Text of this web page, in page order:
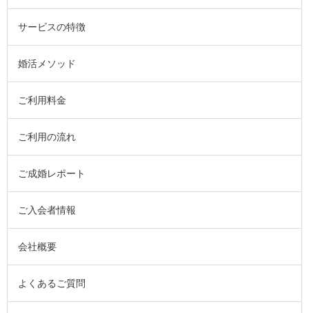
サービスの特徴
婚活メソッド
ご利用料金
ご利用の流れ
ご成婚レポート
ご入会者情報
会社概要
よくあるご質問